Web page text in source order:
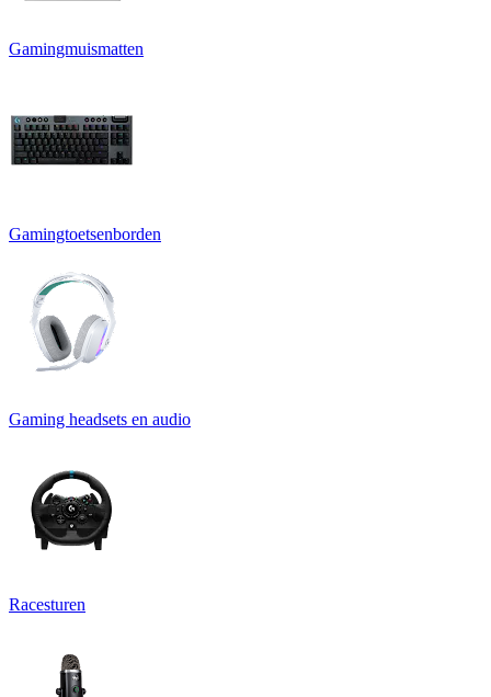
Gamingmuismatten
Gamingtoetsenborden
Gaming headsets en audio
Racesturen